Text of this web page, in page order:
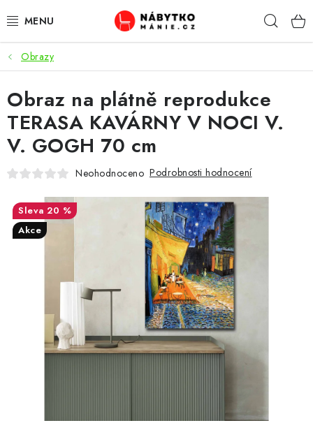
na
OBÝVACÍ POKOJ
KUCHYŇ A JÍDELNA
LOŽNICE
DĚTSKÝ POKOJ
KANCELÁŘ / PRACOVNA
KOUPELNA A WC
CHOVATELSKÉ POTŘEBY
DOPLŇKY A DEKORACE
OSTATNÍ
Obrazy
Obraz na plátně reprodukce
TERASA KAVÁRNY V NOCI V.
V. GOGH 70 cm
Neohodnoceno Podrobnosti hodnocení
20 %
Akce